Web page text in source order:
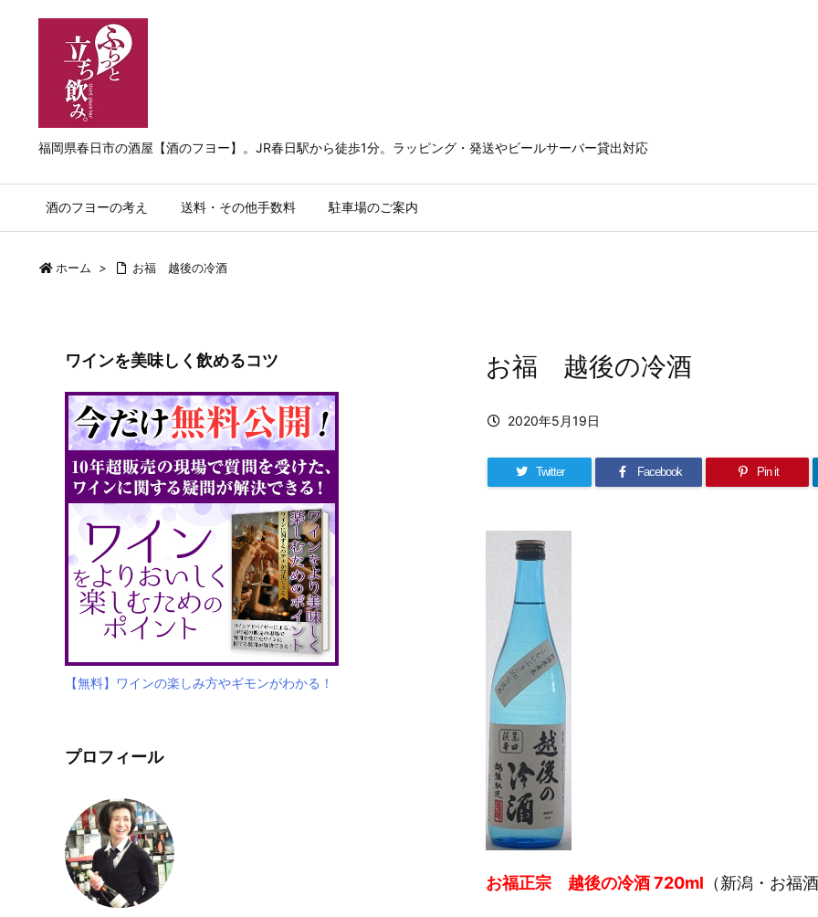
福岡県春日市の酒屋【酒のフヨー】。JR春日駅から徒歩1分。ラッピング・発送やビールサーバー貸出対応
酒のフヨーの考え 送料・その他手数料 駐車場のご案内
ホーム > お福 越後の冷酒
お福 越後の冷酒
2020年5月19日
Twitter Facebook Pin it
お福正宗 越後の冷酒 720ml （新潟・お福
ワインを美味しく飲めるコツ
【無料】ワインの楽しみ方やギモンがわかる！
プロフィール